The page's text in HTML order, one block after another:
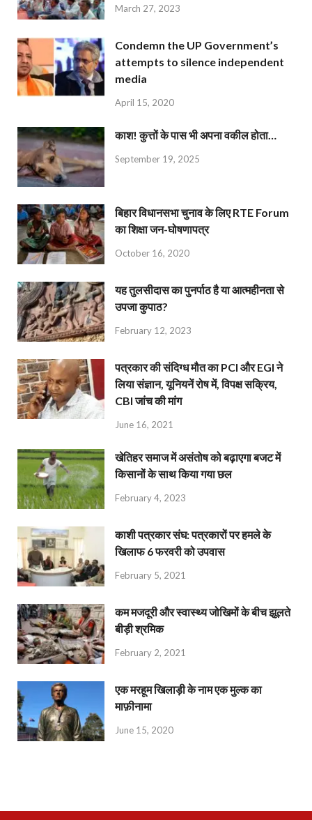
March 27, 2023
Condemn the UP Government’s
attempts to silence independent
media
April 15, 2020
काश! कुत्तों के पास भी अपना वकील होता…
September 19, 2025
बिहार विधानसभा चुनाव के लिए RTE Forum
का शिक्षा जन-घोषणापत्र
October 16, 2020
यह तुलसीदास का पुनर्पाठ है या आत्महीनता से
उपजा कुपाठ?
February 12, 2023
पत्रकार की संदिग्ध मौत का PCI और EGI ने
लिया संज्ञान, यूनियनें रोष में, विपक्ष सक्रिय,
CBI जांच की मांग
June 16, 2021
खेतिहर समाज में असंतोष को बढ़ाएगा बजट में
किसानों के साथ किया गया छल
February 4, 2023
काशी पत्रकार संघ: पत्रकारों पर हमले के
खिलाफ 6 फरवरी को उपवास
February 5, 2021
कम मजदूरी और स्वास्थ्य जोखिमों के बीच झूलते
बीड़ी श्रमिक
February 2, 2021
एक मरहूम खिलाड़ी के नाम एक मुल्क का
माफ़ीनामा
June 15, 2020